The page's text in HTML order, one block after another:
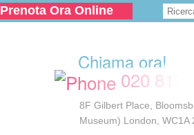
Prenota Ora Online
Chiama ora!
020 8124
8F Gilbert Place,
Museum) London, WC1A